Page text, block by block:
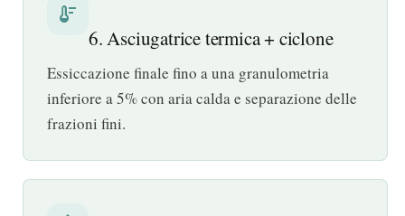
thermostat
6. Asciugatrice termica + ciclone
Essiccazione finale fino a una granulometria
inferiore a 5% con aria calda e separazione delle
frazioni fini.